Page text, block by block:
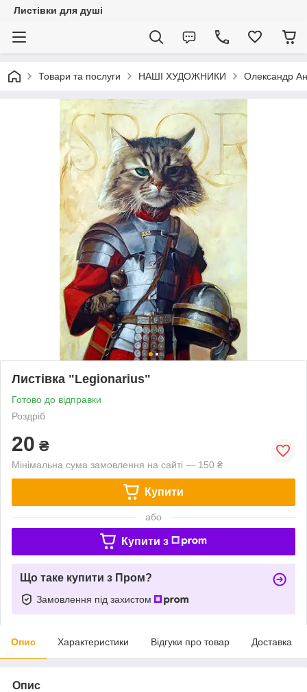
Листівки для душі
Товари та послуги НАШІ ХУДОЖНИКИ Олександр
Листівка "Legionarius"
Готово до відправки
Роздріб
20 ₴
Мінімальна сума замовлення на сайті — 150 ₴
Купити
або
Купити з
Що таке купити з Пром?
Замовлення під захистом
Опис Характеристики Відгуки про товар Доставка
Опис